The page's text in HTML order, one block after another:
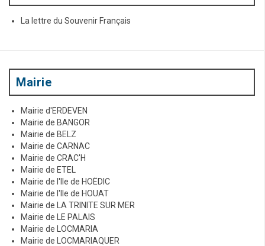
La lettre du Souvenir Français
Mairie
Mairie d'ERDEVEN
Mairie de BANGOR
Mairie de BELZ
Mairie de CARNAC
Mairie de CRAC'H
Mairie de ETEL
Mairie de l'Ile de HOËDIC
Mairie de l'Ile de HOUAT
Mairie de LA TRINITE SUR MER
Mairie de LE PALAIS
Mairie de LOCMARIA
Mairie de LOCMARIAQUER